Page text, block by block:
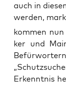
auch in
werden,
kom­men
ker und
Erkennt­nis